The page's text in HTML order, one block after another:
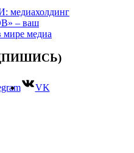
медиахолдинг
– ваш
мире медиа
VK